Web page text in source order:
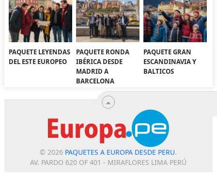
PAQUETE LEYENDAS
DEL ESTE EUROPEO
PAQUETE RONDA
IBÉRICA DESDE
MADRID A
BARCELONA
PAQUETE GRAN
ESCANDINAVIA Y
BALTICOS
© 2026 PAQUETES A EUROPA DESDE PERU.
AV. PARDO 620 OF 401 - MIRAFLORES LIMA PERÚ